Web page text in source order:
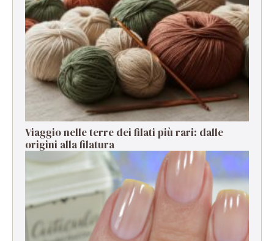
Viaggio nelle terre dei filati più rari: dalle
origini alla filatura